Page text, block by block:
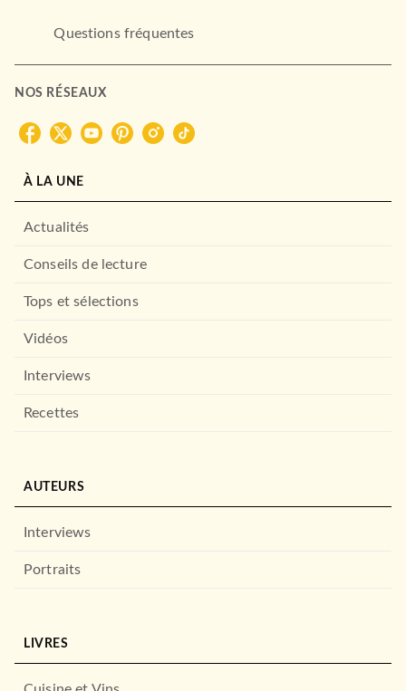
Questions fréquentes
NOS RÉSEAUX
À LA UNE
Actualités
Conseils de lecture
Tops et sélections
Vidéos
Interviews
Recettes
AUTEURS
Interviews
Portraits
LIVRES